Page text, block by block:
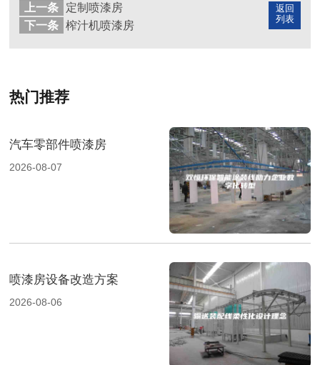
返回
列表
上一条
定制喷漆房
下一条
榨汁机喷漆房
热门推荐
汽车零部件喷漆房
2026-08-07
喷漆房设备改造方案
2026-08-06